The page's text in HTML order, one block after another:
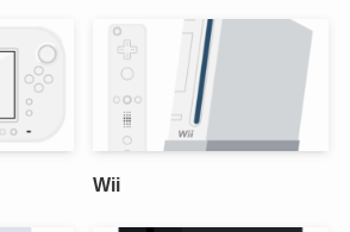
Wii